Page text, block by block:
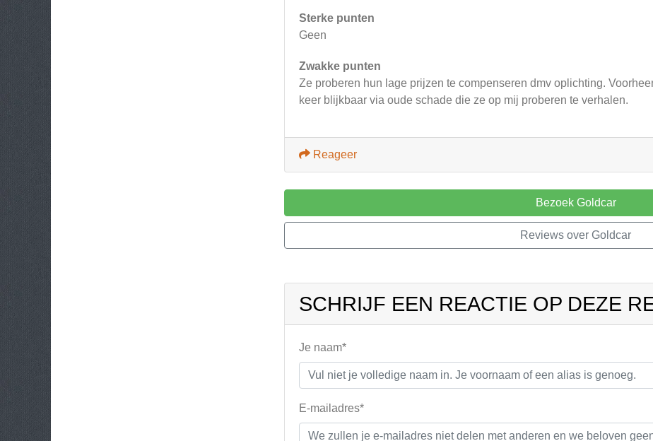
Sterke punten
Geen
Zwakke punten
Ze proberen hun lage prijzen te compenseren dmv oplichting.
keer blijkbaar via oude schade die ze op mij proberen te verhalen.
Reageer
Bezoek Goldcar
Reviews over Goldcar
SCHRIJF EEN REACTIE OP DEZE
Je naam*
E-mailadres*